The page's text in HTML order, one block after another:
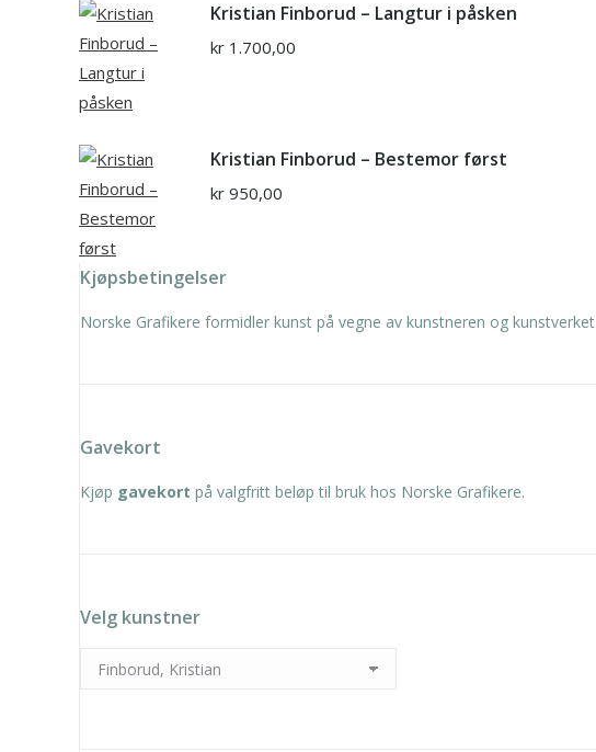
Kristian Finborud – Langtur i påsken
kr 1.700,00
Kristian Finborud – Bestemor først
kr 950,00
Kjøpsbetingelser
Norske Grafikere formidler kunst på vegne av kunstneren og
Gavekort
Kjøp gavekort på valgfritt beløp til bruk hos Norske Grafikere.
Velg kunstner